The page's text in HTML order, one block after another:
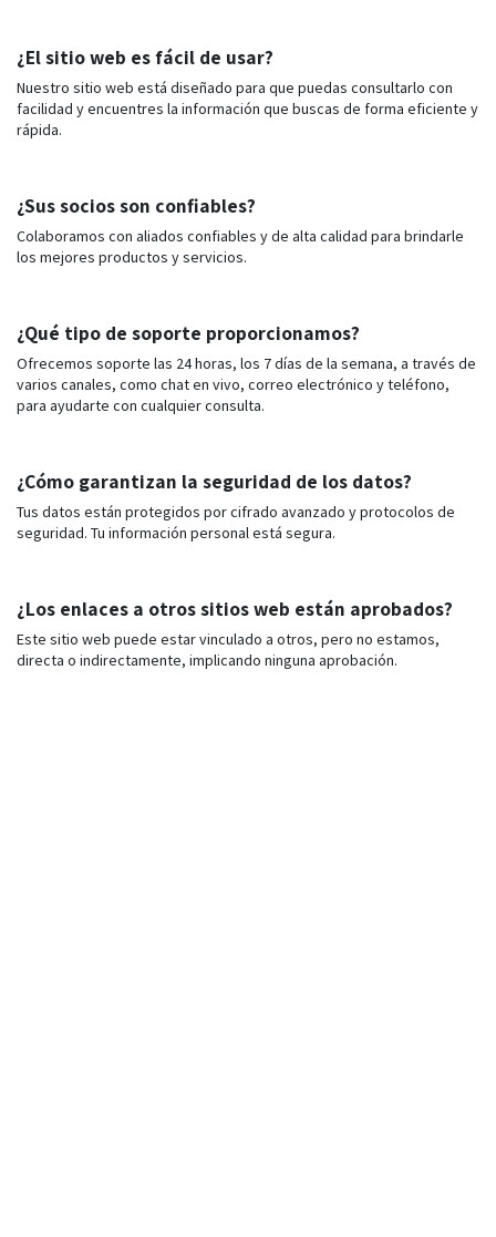
¿El sitio web es fácil de usar?
Nuestro sitio web está diseñado para que puedas consultarlo con
facilidad y encuentres la información que buscas de forma eficiente y
rápida.
¿Sus socios son confiables?
Colaboramos con aliados confiables y de alta calidad para brindarle
los mejores productos y servicios.
¿Qué tipo de soporte proporcionamos?
Ofrecemos soporte las 24 horas, los 7 días de la semana, a través de
varios canales, como chat en vivo, correo electrónico y teléfono,
para ayudarte con cualquier consulta.
¿Cómo garantizan la seguridad de los datos?
Tus datos están protegidos por cifrado avanzado y protocolos de
seguridad. Tu información personal está segura.
¿Los enlaces a otros sitios web están aprobados?
Este sitio web puede estar vinculado a otros, pero no estamos,
directa o indirectamente, implicando ninguna aprobación.